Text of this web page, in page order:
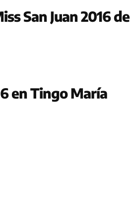
San Juan 2016 de
en Tingo María